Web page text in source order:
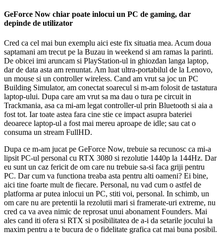
GeForce Now chiar poate inlocui un PC de gaming, dar
depinde de utilizator
Cred ca cel mai bun exemplu aici este fix situatia mea. Acum doua
saptamani am trecut pe la Buzau in weekend si am ramas la parinti.
De obicei imi aruncam si PlayStation-ul in ghiozdan langa laptop,
dar de data asta am renuntat. Am luat ultra-portabilul de la Lenovo,
un mouse si un controller wireless. Cand am vrut sa joc un PC
Building Simulator, am conectat soarecul si m-am folosit de tastatura
laptop-ului. Dupa care am vrut sa ma dau o tura pe circuit in
Trackmania, asa ca mi-am legat controller-ul prin Bluetooth si aia a
fost tot. Iar toate astea fara cine stie ce impact asupra bateriei
deoarece laptop-ul a fost mai mereu aproape de idle; sau cat o
consuma un stream FullHD.
Dupa ce m-am jucat pe GeForce Now, trebuie sa recunosc ca mi-a
lipsit PC-ul personal cu RTX 3080 si rezolutie 1440p la 144Hz. Dar
eu sunt un caz fericit de om care nu trebuie sa-si faca griji pentru
PC. Dar cum va functiona treaba asta pentru alti oameni? Ei bine,
aici tine foarte mult de fiecare. Personal, nu vad cum o astfel de
platforma ar putea inlocui un PC, stiti voi, personal. In schimb, un
om care nu are pretentii la rezolutii mari si framerate-uri extreme, nu
cred ca va avea nimic de reprosat unui abonament Founders. Mai
ales cand iti ofera si RTX si posibilitatea de a-i da setarile jocului la
maxim pentru a te bucura de o fidelitate grafica cat mai buna posibil.